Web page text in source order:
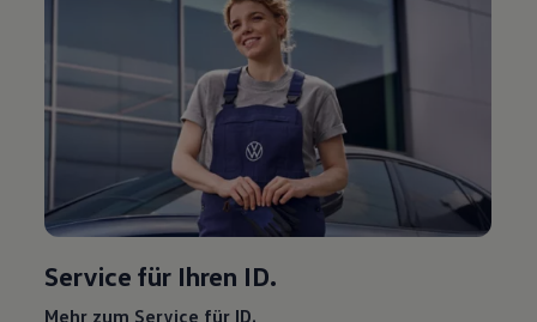
Service für Ihren ID.
Mehr zum Service für ID.